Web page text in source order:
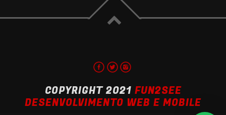
COPYRIGHT 2021 FUN2SEE
DESENVOLVIMENTO WEB E MOBILE